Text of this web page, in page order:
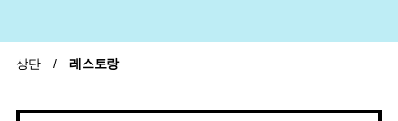
상단 / 레스토랑